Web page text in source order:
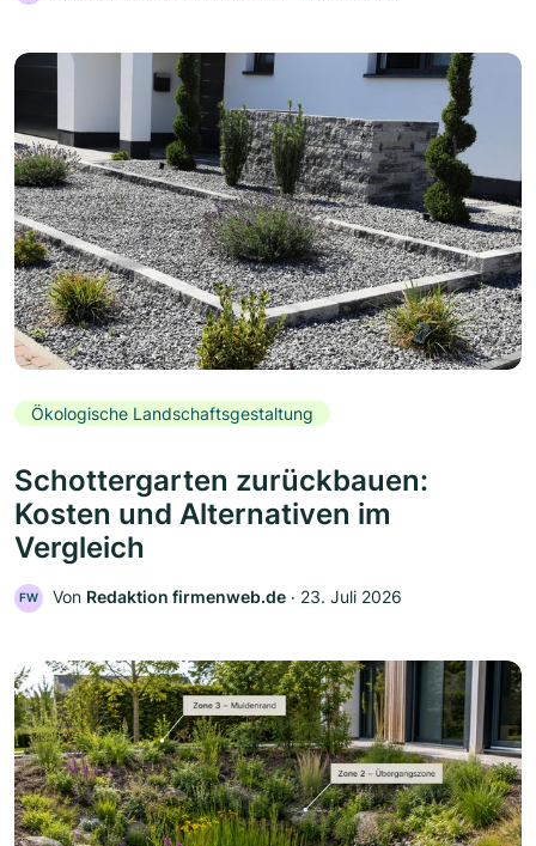
Ökologische Landschaftsgestaltung
Schottergarten zurückbauen:
Kosten und Alternativen im
Vergleich
FW Von Redaktion firmenweb.de ‧ 23. Juli 2026